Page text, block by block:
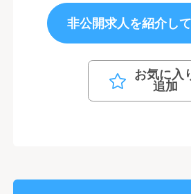
非公開求人を紹介し
お気に入
追加